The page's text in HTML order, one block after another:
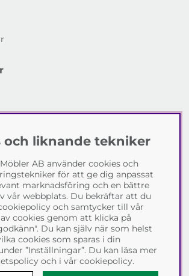
AB
har vi hjälpt människor att möblera
sina inredningsdrömmar med
högsta kvalitet. Vi vill hjälpa just dig att
- kontakta gärna oss och berätta
dig.
och liknande tekniker
AB använder cookies och
för att ge dig anpassat
marknadsföring och en bättre
vår webbplats. Du bekräftar att du
och samtycker till vår
cookies genom att klicka på
Du kan själv när som helst
cookies som sparas i din
”Inställningar”. Du kan läsa mer
och i vår cookiepolicy.